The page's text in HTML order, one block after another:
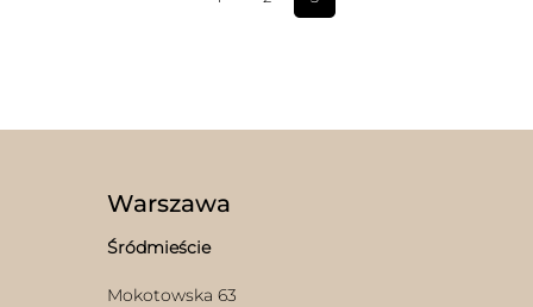
Warszawa
Śródmieście
Mokotowska 63